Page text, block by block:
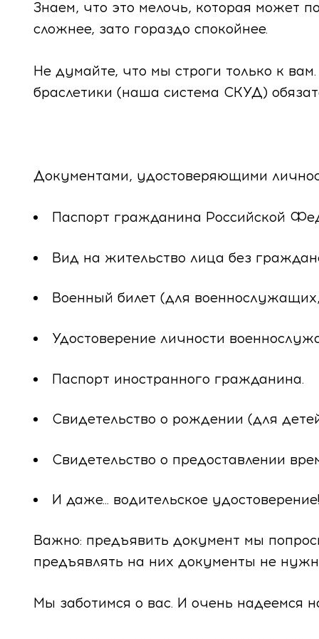
Знаем, что это мелочь, которая может
сложнее, зато гораздо спокойнее.
Не думайте, что мы строги только к
браслетики (наша система СКУД)
Документами, удостоверяющими
Паспорт гражданина Российской
Вид на жительство лица без
Военный билет (для
Удостоверение личности
Паспорт иностранного гражданина.
Свидетельство о рождении (для
Свидетельство о предоставлении
И даже... водительское удостоверение!
Важно: предъявить документ мы
предъявлять на них документы не
Мы заботимся о вас. И очень надеемся
Медицинский туризм
Нормативные документы
Услуги
Отзывы
Контакты
Партнерские роды
Роды по контракту
Программа переноса
эмбрионов
Криоконсервация эмбрионов и ооцитов
Палаты повышенной комфортности
Прайс лист
Палаты повышенной комфортности
Важно знать
Информация об аборте